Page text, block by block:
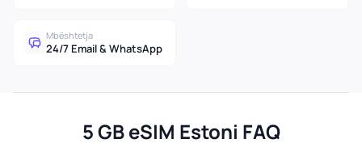
Mbështetja
24/7 Email & WhatsApp
5 GB eSIM Estoni FAQ